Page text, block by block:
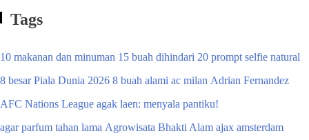
Tags
10 makanan dan minuman 15 buah dihindari 20 prompt selfie natural
8 besar Piala Dunia 2026 8 buah alami ac milan Adrian Fernandez
AFC Nations League agak laen: menyala pantiku!
agar parfum tahan lama Agrowisata Bhakti Alam ajax amsterdam